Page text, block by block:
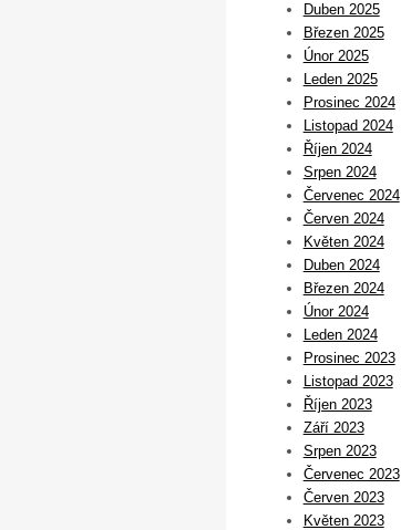
Duben 2025
Březen 2025
Únor 2025
Leden 2025
Prosinec 2024
Listopad 2024
Říjen 2024
Srpen 2024
Červenec 2024
Červen 2024
Květen 2024
Duben 2024
Březen 2024
Únor 2024
Leden 2024
Prosinec 2023
Listopad 2023
Říjen 2023
Září 2023
Srpen 2023
Červenec 2023
Červen 2023
Květen 2023